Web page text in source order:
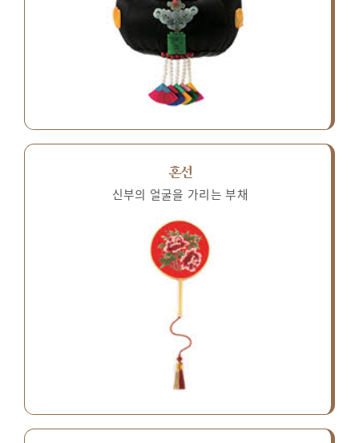
혼선
신부의 얼굴을 가리는 부채